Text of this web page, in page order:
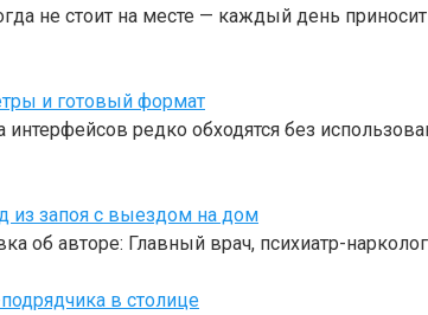
не стоит на месте — каждый день
и готовый формат
редко обходятся без
из запоя с выездом на дом
об авторе: Главный врач, психиатр-
в столице